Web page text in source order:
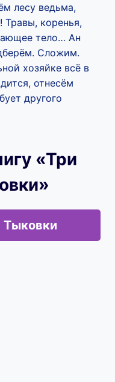
лесу ведьма,
Травы, коренья,
тело… Ан
Сложим.
хозяйке всё в
отнесём
другого
«Три
Тыковки